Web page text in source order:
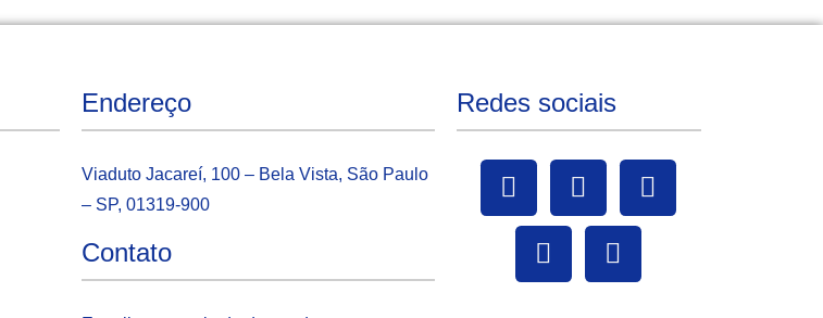
Endereço
Viaduto Jacareí, 100 – Bela Vista, São Paulo
– SP, 01319-900
Contato
Redes sociais